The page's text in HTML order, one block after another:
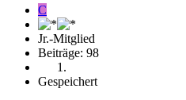
C
Jr.-Mitglied
Beiträge: 98
Gespeichert